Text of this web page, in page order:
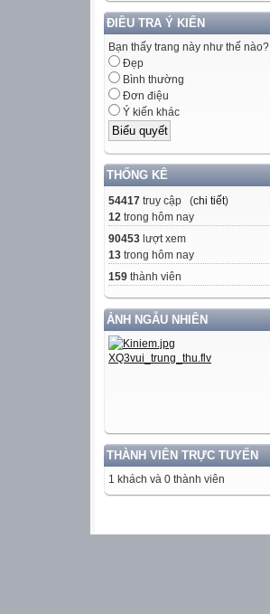
ĐIỀU TRA Ý KIẾN
Bạn thấy trang này như thế nào?
Đẹp
Bình thường
Đơn điệu
Ý kiến khác
THỐNG KÊ
54417 truy cập (chi tiết)
12 trong hôm nay
90453 lượt xem
13 trong hôm nay
159 thành viên
ẢNH NGẪU NHIÊN
THÀNH VIÊN TRỰC TUYẾN
1 khách và 0 thành viên